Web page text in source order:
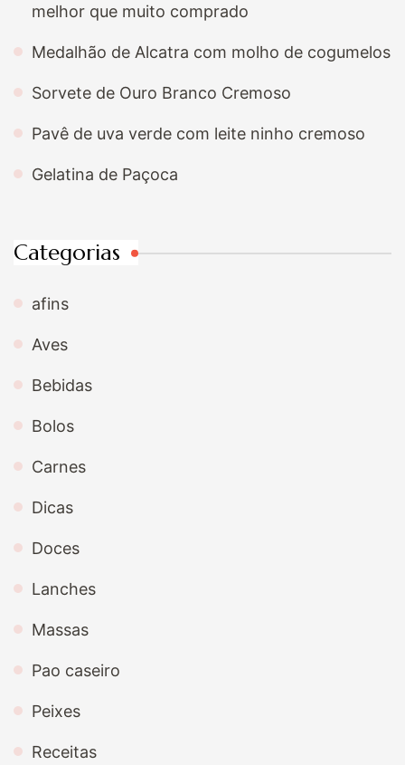
melhor que muito comprado
Medalhão de Alcatra com molho de cogumelos
Sorvete de Ouro Branco Cremoso
Pavê de uva verde com leite ninho cremoso
Gelatina de Paçoca
Categorias
afins
Aves
Bebidas
Bolos
Carnes
Dicas
Doces
Lanches
Massas
Pao caseiro
Peixes
Receitas